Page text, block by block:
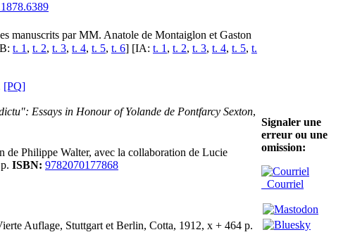
manuscrits par MM. Anatole de Montaiglon et Gaston
t. 1 , t. 2, t. 3, t. 4, t. 5, t. 6] [IA: t. 1 , t. 2, t. 3, t. 4, t. 5, t.
[PQ]
Essays in Honour of Yolande de Pontfarcy Sexton,
de Philippe Walter, avec la collaboration de Lucie
ISBN: 9782070177868
Auflage, Stuttgart et Berlin, Cotta, 1912, x + 464 p.
Signaler une
erreur ou une
omission:
Courriel